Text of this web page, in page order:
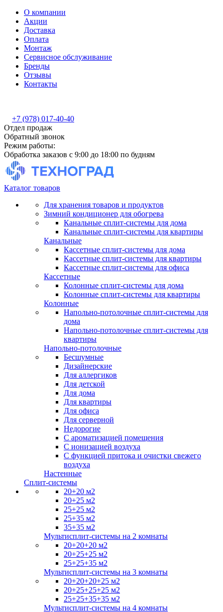
О компании
Акции
Доставка
Оплата
Монтаж
Сервисное обслуживание
Бренды
Отзывы
Контакты
+7 (978) 017-40-40
Отдел продаж
Обратный звонок
Режим работы:
Обработка заказов с 9:00 до 18:00 по будням
Каталог товаров
Для хранения товаров и продуктов
Зимний кондиционер для обогрева
Канальные сплит-системы для дома
Канальные сплит-системы для квартиры
Канальные
Кассетные сплит-системы для дома
Кассетные сплит-системы для квартиры
Кассетные сплит-системы для офиса
Кассетные
Колонные сплит-системы для дома
Колонные сплит-системы для квартиры
Колонные
Напольно-потолочные сплит-системы для
дома
Напольно-потолочные сплит-системы для
квартиры
Напольно-потолочные
Бесшумные
Дизайнерские
Для аллергиков
Для детской
Для дома
Для квартиры
Для офиса
Для серверной
Недорогие
С ароматизацией помещения
С ионизацией воздуха
С функцией притока и очистки свежего
воздуха
Настенные
Сплит-системы
20+20 м2
20+25 м2
25+25 м2
25+35 м2
35+35 м2
Мультисплит-системы на 2 комнаты
20+20+20 м2
20+25+25 м2
25+25+35 м2
Мультисплит-системы на 3 комнаты
20+20+20+25 м2
20+25+25+25 м2
25+25+35+35 м2
Мультисплит-системы на 4 комнаты